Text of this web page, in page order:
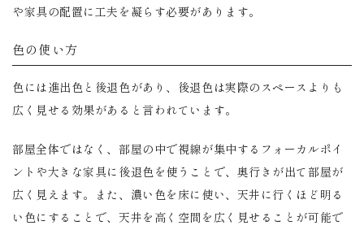
や家具の配置に工夫を凝らす必要があります。
色の使い方
色には進出色と後退色があり、後退色は実際のスペースよりも
広く見せる効果があると言われています。
部屋全体ではなく、部屋の中で視線が集中するフォーカルポイ
ントや大きな家具に後退色を使うことで、奥行きが出て部屋が
広く見えます。また、濃い色を床に使い、天井に行くほど明る
い色にすることで、天井を高く空間を広く見せることが可能で